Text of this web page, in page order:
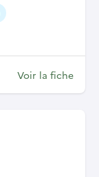
Voir la fiche